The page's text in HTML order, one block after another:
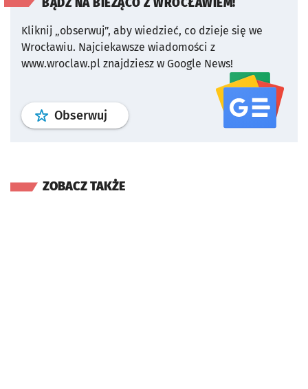
Kliknij „obserwuj”, aby wiedzieć, co dzieje się we
Wrocławiu. Najciekawsze wiadomości z
www.wroclaw.pl znajdziesz w Google News!
Obserwuj profil serwisu
ZOBACZ TAKŻE